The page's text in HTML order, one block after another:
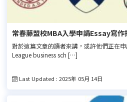
常春藤盟校MBA入學申請Essay寫作
對於這篇文章的讀者來講，或許他們正在
League business sch […]
Last Updated : 2025年 05月 14日